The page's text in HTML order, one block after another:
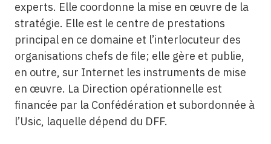
experts. Elle coordonne la mise en œuvre de la
stratégie. Elle est le centre de prestations
principal en ce domaine et l’interlocuteur des
organisations chefs de file; elle gère et publie,
en outre, sur Internet les instruments de mise
en œuvre. La Direction opérationnelle est
financée par la Confédération et subordonnée à
l’Usic, laquelle dépend du DFF.